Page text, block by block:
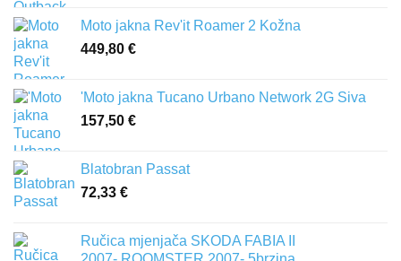
Moto jakna Rev'it Roamer 2 Kožna
449,80 €
'Moto jakna Tucano Urbano Network 2G Siva
157,50 €
Blatobran Passat
72,33 €
Ručica mjenjača SKODA FABIA II